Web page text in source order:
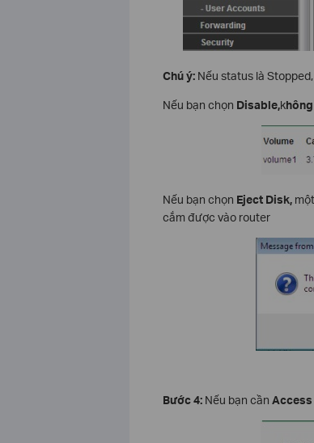
Chú ý:Nếu status là
Nếu bạn chọn Disable,k
Nếu bạn chọn Eject Disk,một
cắm được vào router
Bước 4:Nếu bạn cần